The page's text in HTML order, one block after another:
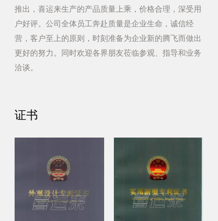
和使用寿命。
总之：
于操作的挂烫机。具有强劲的蒸汽动力和多种蒸汽设置，满
箱、高安全性能的特点也增加了产品的便利性和可靠性。无
推出，喜运来生产的产品质量上乘，价格合理，深受用
户好评。公司全体员工奔赴质量是企业生命，诚信经
营，客户至上的原则，时刻准备为企业新的腾飞而做出
更好的努力。同时欢迎各界朋友莅临参观、指导和业务
洽谈。
证书